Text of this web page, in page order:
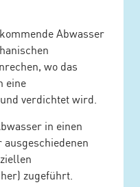
Abwasser
wo das
eine
verdichtet wird.
in einen
ausgeschiedenen
zugeführt.